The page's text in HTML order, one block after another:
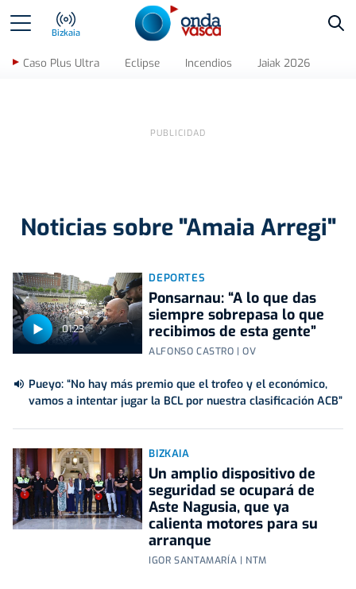
Bizkaia
Caso Plus Ultra Eclipse Incendios Jaiak 2026
Noticias sobre "Amaia Arregi"
01:23
DEPORTES
Ponsarnau: “A lo que das
siempre sobrepasa lo que
recibimos de esta gente”
ALFONSO CASTRO | OV
Pueyo: “No hay más premio que el trofeo y el económico,
vamos a intentar jugar la BCL por nuestra clasificación ACB”
BIZKAIA
Un amplio dispositivo de
seguridad se ocupará de
Aste Nagusia, que ya
calienta motores para su
arranque
IGOR SANTAMARÍA | NTM